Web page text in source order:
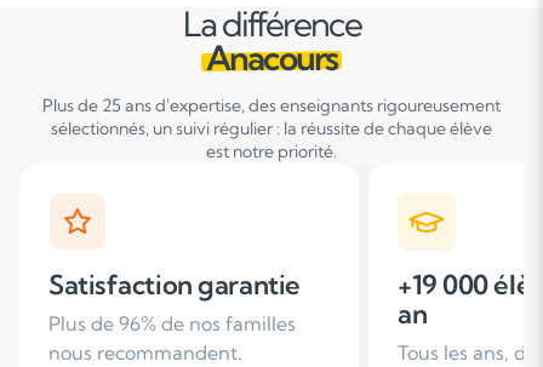
La différence
Anacours
Plus de 25 ans d'expertise, des enseignants rigoureusement
sélectionnés, un suivi régulier : la réussite de chaque élève
est notre priorité.
+19 000 élèves suivis /
an
Tous les ans, des familles nous
+ de 25 ans
Leader du